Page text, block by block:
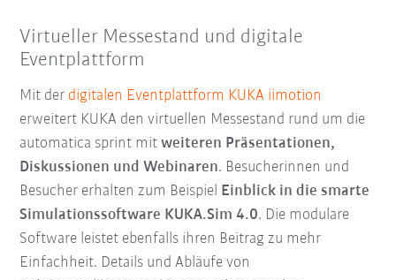
Virtueller Messestand und digitale
Eventplattform
Mit der digitalen Eventplattform KUKA iimotion
erweitert KUKA den virtuellen Messestand rund um die
automatica sprint mitweiteren Präsentationen,
Diskussionen und Webinaren. Besucherinnen und
Besucher erhalten zum Beispiel Einblick in die smarte
Simulationssoftware KUKA.Sim 4.0. Die modulare
Software leistet ebenfalls ihren Beitrag zu mehr
Einfachheit. Details und Abläufe von